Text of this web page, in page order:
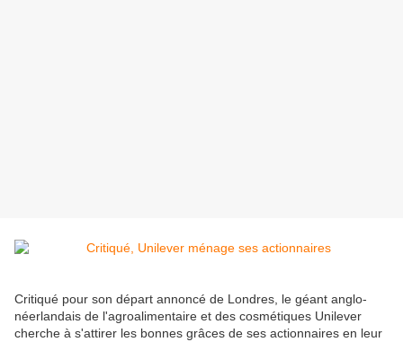
Critiqué pour son départ annoncé de Londres, le géant anglo-
néerlandais de l'agroalimentaire et des cosmétiques Unilever
cherche à s'attirer les bonnes grâces de ses actionnaires en leur